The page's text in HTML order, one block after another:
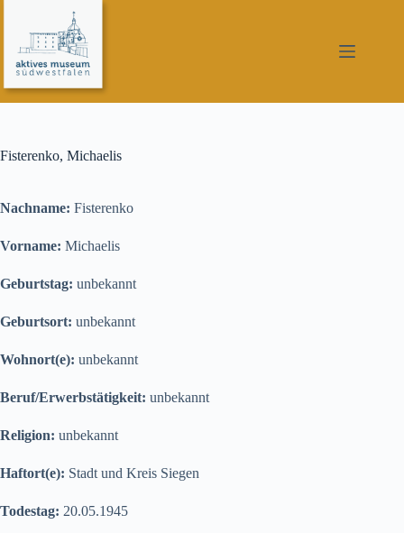
springen
Fisterenko, Michaelis
Nachname: Fisterenko
Vorname: Michaelis
Geburtstag: unbekannt
Geburtsort: unbekannt
Wohnort(e): unbekannt
Beruf/Erwerbstätigkeit: unbekannt
Religion: unbekannt
Haftort(e): Stadt und Kreis Siegen
Todestag: 20.05.1945